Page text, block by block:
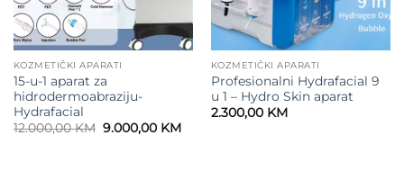
KOZMETIČKI APARATI
15-u-1 aparat za
hidrodermoabraziju​-
Hydrafacial
12.000,00KM Original
9.000,00 KMCurrent
KOZMETIČKI APARATI
Profesionalni Hydrafacial 9
u 1 – Hydro Skin aparat
2.300,00 KM